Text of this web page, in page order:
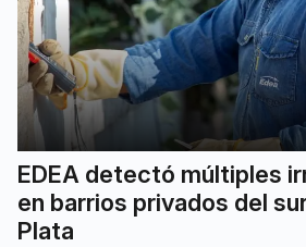
EDEA detectó múltiples
en barrios privados del
Plata